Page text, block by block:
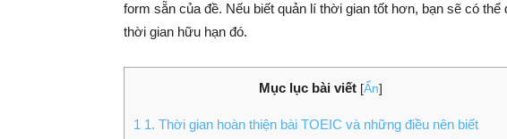
form sẵn của đề. Nếu biết quản lí thời gian tốt hơn, bạn sẽ có thể
thời gian hữu hạn đó.
Mục lục bài viết [Ẩn]
1 1. Thời gian hoàn thiện bài TOEIC và những điều nên biết